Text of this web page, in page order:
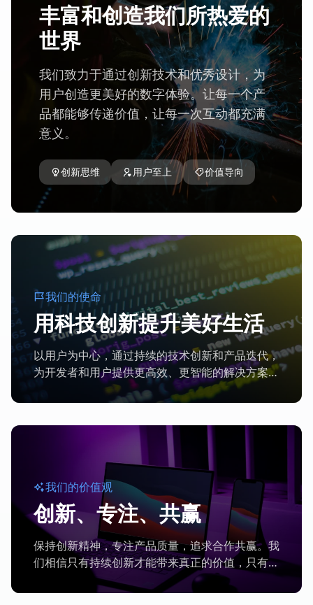
丰富和创造我们所热爱的
世界
我们致力于通过创新技术和优秀设计，为
用户创造更美好的数字体验。让每一个产
品都能够传递价值，让每一次互动都充满
意义。
创新思维 用户至上 价值导向
我们的使命
用科技创新提升美好生活
以用户为中心，通过持续的技术创新和产品迭代，
为开发者和用户提供更高效、更智能的解决方案，
推动行业发展。
我们的价值观
创新、专注、共赢
保持创新精神，专注产品质量，追求合作共赢。我
们相信只有持续创新才能带来真正的价值，只有专
注才能做出优秀的产品，只有合作共赢才能实现持
续发展。